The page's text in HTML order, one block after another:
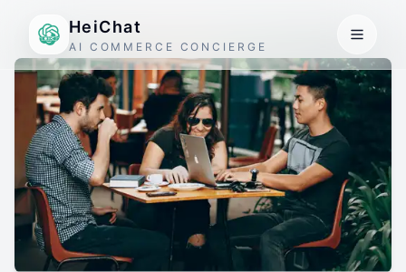
HeiChat
AI COMMERCE CONCIERGE